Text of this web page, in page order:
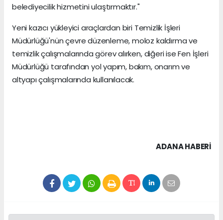
belediyecilik hizmetini ulaştırmaktır."
Yeni kazıcı yükleyici araçlardan biri Temizlik İşleri
Müdürlüğü'nün çevre düzenleme, moloz kaldırma ve
temizlik çalışmalarında görev alırken, diğeri ise Fen İşleri
Müdürlüğü tarafından yol yapım, bakım, onarım ve
altyapı çalışmalarında kullanılacak.
ADANA HABERİ